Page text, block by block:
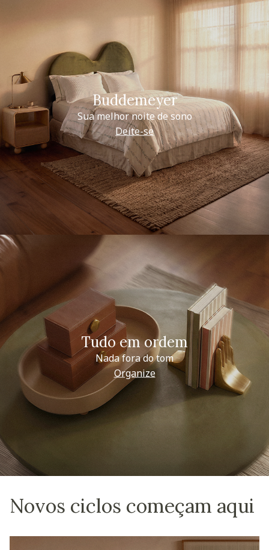
Buddemeyer
Sua melhor noite de sono
Deite-se
Tudo em ordem
Nada fora do tom
Organize
Novos ciclos começam aqui